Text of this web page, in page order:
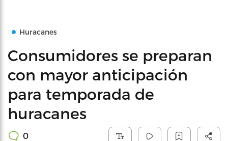
Huracanes
Consumidores se preparan
con mayor anticipación
para temporada de
huracanes
0